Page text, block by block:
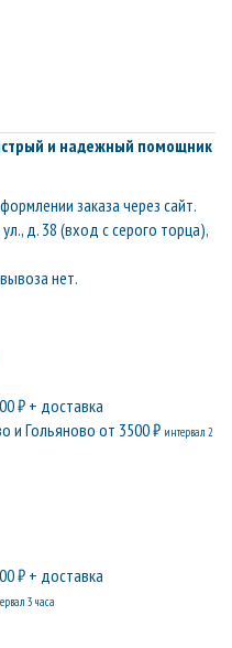
и надежный помощник
заказа через сайт.
д. 38 (вход с серого торца),
нет.
₽ + доставка
и Гольяново от 3500 ₽ интервал 2
₽ + доставка
3 часа